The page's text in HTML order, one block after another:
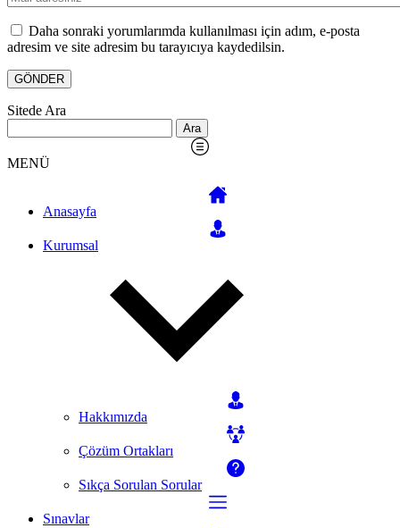
Daha sonraki yorumlarımda kullanılması için adım, e-posta
adresim ve site adresim bu tarayıcıya kaydedilsin.
Sitede Ara
MENÜ
Anasayfa
Kurumsal
Hakkımızda
Çözüm Ortakları
Sıkça Sorulan Sorular
Sınavlar